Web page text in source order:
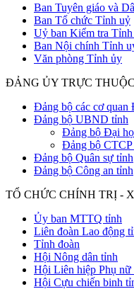
Ban Tuyên giáo và
Ban Tổ chức Tỉnh uỷ
Uỷ ban Kiểm tra
Ban Nội chính Tỉnh
Văn phòng Tỉnh ủy
ĐẢNG ỦY TRỰC THUỘC
Đảng bộ các cơ quan
Đảng bộ UBND tỉnh
Đảng bộ Đại
Đảng bộ CTCP
Đảng bộ Quân sự tỉnh
Đảng bộ Công an tỉnh
TỔ CHỨC CHÍNH TRỊ -
Ủy ban MTTQ tỉnh
Liên đoàn Lao động
Tỉnh đoàn
Hội Nông dân tỉnh
Hội Liên hiệp Phụ nữ
Hội Cựu chiến binh